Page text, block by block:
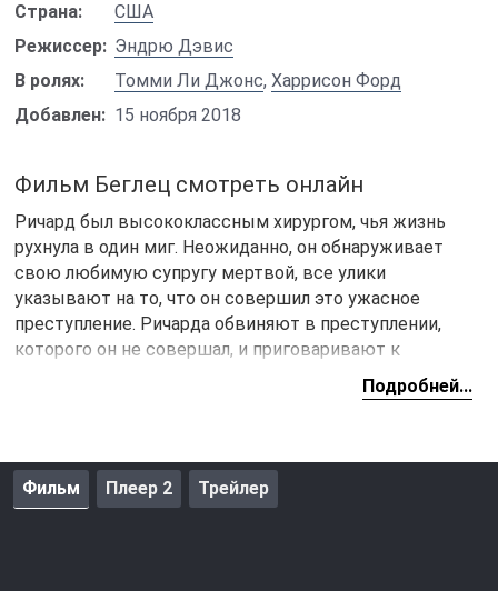
Страна:
США
Режиссер: Эндрю Дэвис
В ролях:
Томми Ли Джонс,Харрисон Форд
Добавлен: 15 ноября 2018
Фильм Беглец смотреть онлайн
Ричард был высококлассным хирургом, чья жизнь
рухнула в один миг. Неожиданно, он обнаруживает
свою любимую супругу мертвой, все улики
указывают на то, что он совершил это ужасное
преступление. Ричарда обвиняют в преступлении,
которого он не совершал, и приговаривают к
пожизненному заключению. Во время перевозки
заключенных, происходит авария, после которой
расследование и найти убийцу жены. Это
единственный шанс восстановить свое честное имя.
Подробней...
Фильм Плеер 2 Трейлер